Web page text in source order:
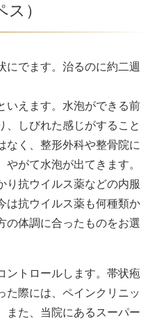
）
にでます。治るのに約二週
いえます。水泡ができる前
、しびれた感じがすること
なく、整形外科や整骨院に
がて水泡が出てきます。
り抗ウイルス薬などの内服
は抗ウイルス薬も何種類か
の体調に合ったものをお選
ントロールします。帯状疱
た際には、ペインクリニッ
また、当院にあるスーパー